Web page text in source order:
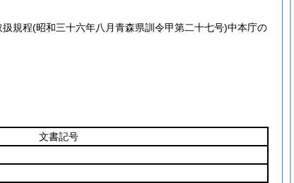
規程(昭和三十六年八月青森県訓令甲第二十七号)中本庁の
文書記号